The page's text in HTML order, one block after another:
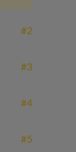
#2
#3
#4
#5